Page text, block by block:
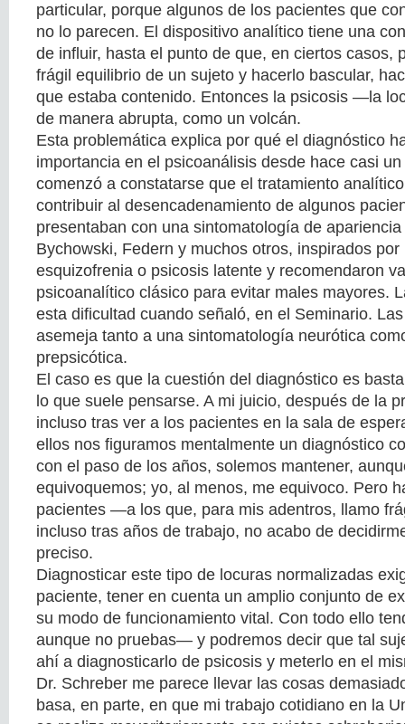
particular, porque algunos de los pacientes que
no lo parecen. El dispositivo analítico tiene una
de influir, hasta el punto de que, en ciertos casos,
frágil equilibrio de un sujeto y hacerlo bascular,
que estaba contenido. Entonces la psicosis —la
de manera abrupta, como un volcán.
Esta problemática explica por qué el diagnóstico
importancia en el psicoanálisis desde hace casi
comenzó a constatarse que el tratamiento
contribuir al desencadenamiento de algunos
presentaban con una sintomatología de
Bychowski, Federn y muchos otros, inspirados
esquizofrenia o psicosis latente y recomendaron
psicoanalítico clásico para evitar males mayores.
esta dificultad cuando señaló, en el Seminario.
asemeja tanto a una sintomatología neurótica
prepsicótica.
El caso es que la cuestión del diagnóstico es
lo que suele pensarse. A mi juicio, después de la
incluso tras ver a los pacientes en la sala de
ellos nos figuramos mentalmente un diagnóstico
con el paso de los años, solemos mantener,
equivoquemos; yo, al menos, me equivoco. Pero
pacientes —a los que, para mis adentros, llamo
incluso tras años de trabajo, no acabo de
preciso.
Diagnosticar este tipo de locuras normalizadas
paciente, tener en cuenta un amplio conjunto de
su modo de funcionamiento vital. Con todo ello
aunque no pruebas— y podremos decir que tal
ahí a diagnosticarlo de psicosis y meterlo en el
Dr. Schreber me parece llevar las cosas
basa, en parte, en que mi trabajo cotidiano en la